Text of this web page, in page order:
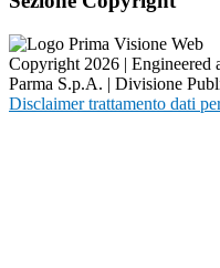
Copyright 2026 | Engineered
Parma S.p.A. | Divisione
Disclaimer trattamento dati